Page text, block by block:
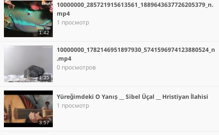
1:42
10000000_285721915613561_1889643637726205379_n.
mp4
1 просмотр
1:35
10000000_1782146951897930_5741596974123880524_n
.mp4
0 просмотров
3:57
Yüreğimdeki O Yanış __ Sibel Üçal __ Hristiyan İlahisi
1 просмотр